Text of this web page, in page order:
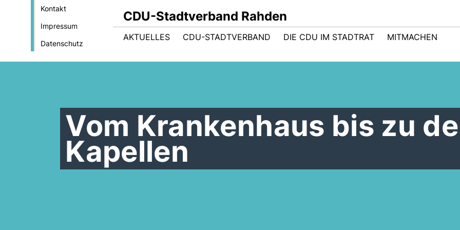
Kontakt
Impressum
Datenschutz
CDU-Stadtverband Rahden
AKTUELLES CDU-STADTVERBAND DIE CDU IM STADTRAT MITMACHEN
Vom Krankenhaus bis zu
Kapellen